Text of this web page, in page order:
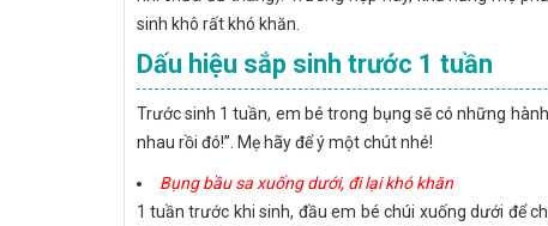
sinh khô rất khó khăn.
Dấu hiệu sắp sinh trước 1 tuần
Trước sinh 1 tuần, em bé trong bụng sẽ có những
nhau rồi đó!”. Mẹ hãy để ý một chút nhé!
Bụng bầu sa xuống dưới, đi lại khó khăn
1 tuần trước khi sinh, đầu em bé chúi xuống dưới để